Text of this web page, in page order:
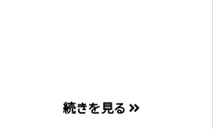
続きを見る